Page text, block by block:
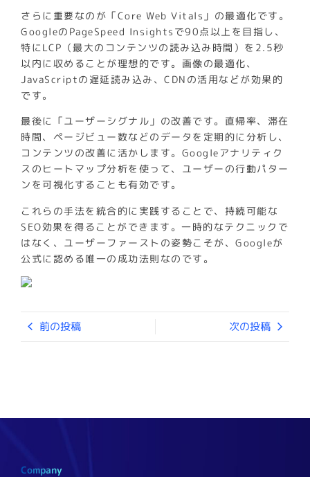
さらに重要なのが「Core Web Vitals」の最適化です。
GoogleのPageSpeed Insightsで90点以上を目指し、
特にLCP（最大のコンテンツの読み込み時間）を2.5秒
以内に収めることが理想的です。画像の最適化、
JavaScriptの遅延読み込み、CDNの活用などが効果的
です。
最後に「ユーザーシグナル」の改善です。直帰率、滞在
時間、ページビュー数などのデータを定期的に分析し、
コンテンツの改善に活かします。Googleアナリティク
スのヒートマップ分析を使って、ユーザーの行動パター
ンを可視化することも有効です。
これらの手法を統合的に実践することで、持続可能な
SEO効果を得ることができます。一時的なテクニックで
はなく、ユーザーファーストの姿勢こそが、Googleが
公式に認める唯一の成功法則なのです。
前の投稿 次の投稿
Company